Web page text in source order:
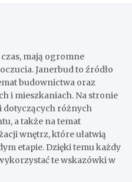
mają ogromne
Janerbud to źródło
budownictwa oraz
i mieszkaniach. Na stronie
dotyczących różnych
a także na temat
wnętrz, które ułatwią
etapie. Dzięki temu każdy
te wskazówki w